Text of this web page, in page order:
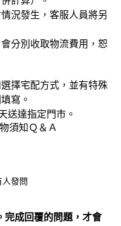
況發生，客服人員將另
分別收取物流費用，恕
擇宅配方式，並有特殊
寫。
送達指定門市。
須知Ｑ＆Ａ
人發問
完成回覆的問題，才會